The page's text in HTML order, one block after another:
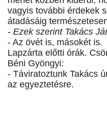
vagyis további érdekek
átadásáig
- Ezek szerint Takács
- Az övét is, másokét is.
Lapzárta előtti órák.
Béni Gyöngyi:
- Táviratoztunk Takács
az egyeztetésre.